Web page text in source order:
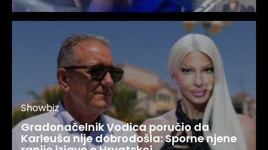
Showbiz
Gradonačelnik Vodica poručio da
Karleuša nije dobrodošla: Sporne njene